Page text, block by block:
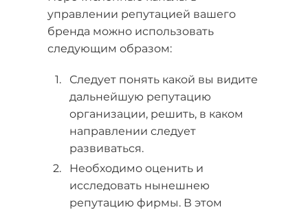
управлении репутацией вашего
бренда можно использовать
следующим образом:
Следует понять какой вы видите
дальнейшую репутацию
организации, решить, в каком
направлении следует
развиваться.
Необходимо оценить и
исследовать нынешнею
репутацию фирмы. В этом